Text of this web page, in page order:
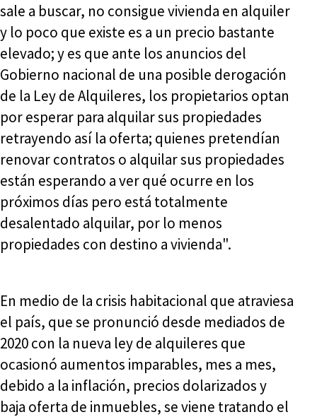
sale a buscar, no consigue vivienda en alquiler
y lo poco que existe es a un precio bastante
elevado; y es que ante los anuncios del
Gobierno nacional de una posible derogación
de la Ley de Alquileres, los propietarios optan
por esperar para alquilar sus propiedades
retrayendo así la oferta; quienes pretendían
renovar contratos o alquilar sus propiedades
están esperando a ver qué ocurre en los
próximos días pero está totalmente
desalentado alquilar, por lo menos
propiedades con destino a vivienda".
En medio de la crisis habitacional que atraviesa
el país, que se pronunció desde mediados de
2020 con la nueva ley de alquileres que
ocasionó aumentos imparables, mes a mes,
debido a la inflación, precios dolarizados y
baja oferta de inmuebles, se viene tratando el